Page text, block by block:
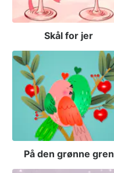
Skål for jer
På den grønne gren